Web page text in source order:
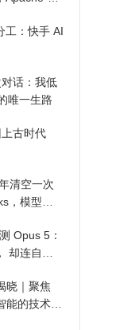
工：快手 AI
话：我低
唯一生路
古时代
清空一次
，模型自
Opus 5：
却连自己
晓｜聚焦
的技术路